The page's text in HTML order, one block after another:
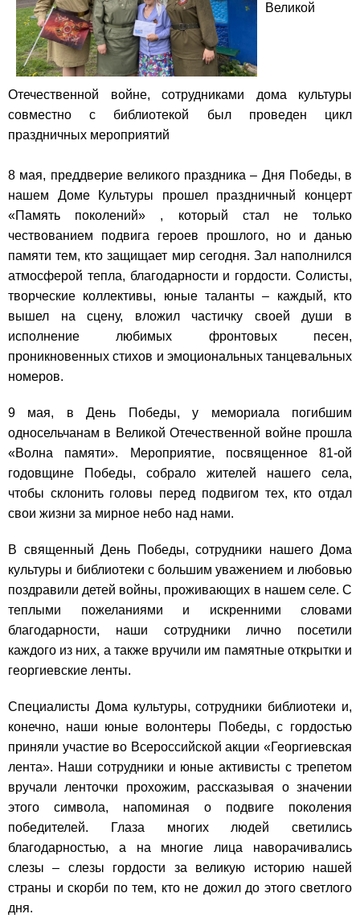
Великой
Отечественной войне, сотрудниками дома культуры
совместно с библиотекой был проведен цикл
праздничных мероприятий
8 мая, преддверие великого праздника – Дня Победы, в
нашем Доме Культуры прошел праздничный концерт
«Память поколений» , который стал не только
чествованием подвига героев прошлого, но и данью
памяти тем, кто защищает мир сегодня. Зал наполнился
атмосферой тепла, благодарности и гордости. Солисты,
творческие коллективы, юные таланты – каждый, кто
вышел на сцену, вложил частичку своей души в
исполнение любимых фронтовых песен,
проникновенных стихов и эмоциональных танцевальных
номеров.
9 мая, в День Победы, у мемориала погибшим
односельчанам в Великой Отечественной войне прошла
«Волна памяти». Мероприятие, посвященное 81-ой
годовщине Победы, собрало жителей нашего села,
чтобы склонить головы перед подвигом тех, кто отдал
свои жизни за мирное небо над нами.
В священный День Победы, сотрудники нашего Дома
культуры и библиотеки с большим уважением и любовью
поздравили детей войны, проживающих в нашем селе. С
теплыми пожеланиями и искренними словами
благодарности, наши сотрудники лично посетили
каждого из них, а также вручили им памятные открытки и
георгиевские ленты.
Специалисты Дома культуры, сотрудники библиотеки и,
конечно, наши юные волонтеры Победы, с гордостью
приняли участие во Всероссийской акции «Георгиевская
лента». Наши сотрудники и юные активисты с трепетом
вручали ленточки прохожим, рассказывая о значении
этого символа, напоминая о подвиге поколения
победителей. Глаза многих людей светились
благодарностью, а на многие лица наворачивались
слезы – слезы гордости за великую историю нашей
страны и скорби по тем, кто не дожил до этого светлого
дня.